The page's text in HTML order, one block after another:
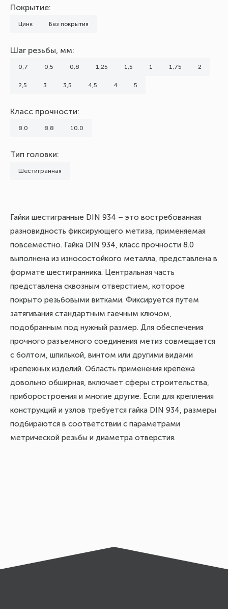
Покрытие:
Цинк Без покрытия
Шаг резьбы, мм:
0,7 0,5 0,8 1,25 1,5 1 1,75 2
2,5 3 3,5 4,5 4 5
Класс прочности:
8.0 8.8 10.0
Тип головки:
Шестигранная
Гайки шестигранные DIN 934 – это востребованная
разновидность фиксирующего метиза, применяемая
повсеместно. Гайка DIN 934, класс прочности 8.0
выполнена из износостойкого металла, представлена в
формате шестигранника. Центральная часть
представлена сквозным отверстием, которое
покрыто резьбовыми витками. Фиксируется путем
затягивания стандартным гаечным ключом,
подобранным под нужный размер. Для обеспечения
прочного разъемного соединения метиз совмещается
с болтом, шпилькой, винтом или другими видами
крепежных изделий. Область применения крепежа
довольно обширная, включает сферы строительства,
приборостроения и многие другие. Если для крепления
конструкций и узлов требуется гайка DIN 934, размеры
подбираются в соответствии с параметрами
метрической резьбы и диаметра отверстия.